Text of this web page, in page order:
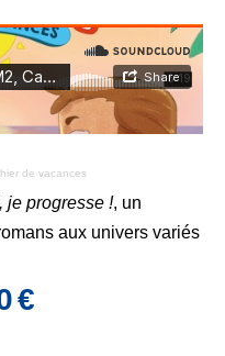
de vacances
je progresse !, un
aux univers variés
€